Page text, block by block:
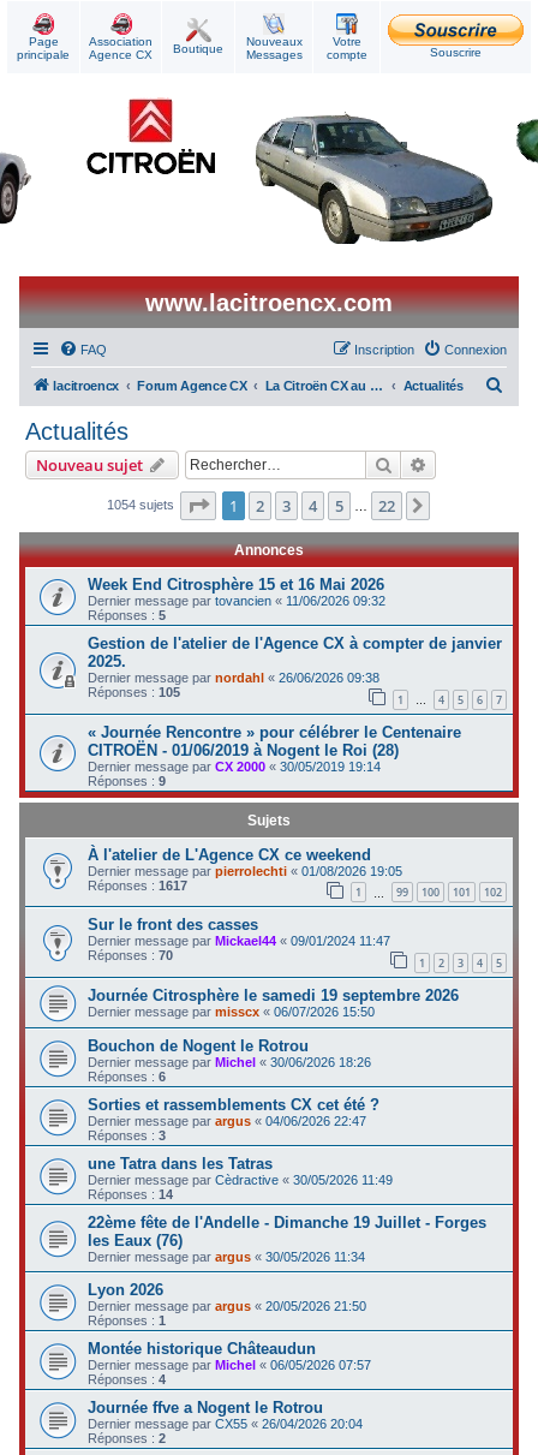
Page
principale
Association
Agence CX
Boutique
Nouveaux
Messages
Votre
compte
Souscrire
www.lacitroencx.com
FAQ Connexion
Inscription
lacitroencx Forum Agence CX La Citroën CX au quotidien Actualités
c
Actualités
Nouveau sujet Rechercher
1054 sujets Page 1sur22
1 2 3 4 5 22
Annonces
Week End Citrosphère 15 et 16 Mai 2026
Dernier message partovancien « 11/06/2026 09:32
Réponses :5
Gestion de l'atelier de l'Agence CX à compter de janvier
2025.
Dernier message parnordahl «26/06/2026 09:38
Réponses :105 1 … 4 5 6 7
« Journée Rencontre » pour célébrer le Centenaire
CITROËN - 01/06/2019 à Nogent le Roi (28)
Dernier message parCX 2000 «30/05/2019 19:14
Réponses :9
Sujets
À l'atelier de L'Agence CX ce weekend
Dernier message parpierrolechti «01/08/2026 19:05
Réponses :1617 1 99 100 101 102
Sur le front des casses
Dernier message par Mickael44 «09/01/2024 11:47
Réponses :70 1 2 3 4 5
Journée Citrosphère le samedi 19 septembre 2026
Dernier message parmisscx «06/07/2026 15:50
Bouchon de Nogent le Rotrou
Dernier message parMichel «30/06/2026 18:26
Réponses :6
Sorties et rassemblements CX cet été ?
Dernier message parargus «04/06/2026 22:47
Réponses :3
une Tatra dans les Tatras
Dernier message parCèdractive «30/05/2026 11:49
Réponses :14
22ème fête de l'Andelle - Dimanche 19 Juillet - Forges
les Eaux (76)
Dernier message parargus «30/05/2026 11:34
Lyon 2026
Dernier message parargus «20/05/2026 21:50
Réponses :1
Montée historique Châteaudun
Dernier message parMichel «06/05/2026 07:57
Réponses :4
Journée ffve a Nogent le Rotrou
Dernier message parCX55 «26/04/2026 20:04
Réponses :2